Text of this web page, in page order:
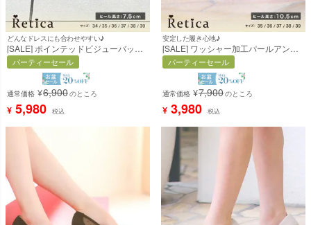
どんなドレスにも合わせやすい♪
[SALE] ポインテッドビジューバック
ルリボンパンプス (ベージュ) (7.5cm
ヒール) [Retica/レティカ]
パーティーセール
通常価格 ¥6,900のところ
¥ 5,980 税込
安定した履き心地♪
[SALE] ワッシャー加工パールアンク
ルストラップパンプス (グレー)
(10.5cmヒール) [Retica/レティカ]
パーティーセール
通常価格 ¥7,900のところ
¥ 3,980 税込